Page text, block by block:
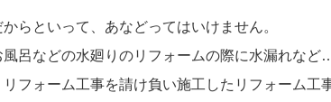
らといって、あなどってはいけません。
呂などの水廻りのリフォームの際に水漏れなど…
リフォーム工事を請け負い施工したリフォーム